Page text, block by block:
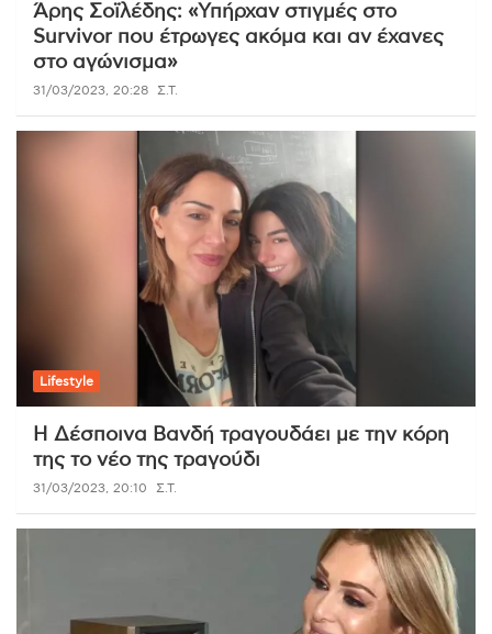
Άρης Σοϊλέδης: «Υπήρχαν στιγμές στο
Survivor που έτρωγες ακόμα και αν έχανες
στο αγώνισμα»
31/03/2023, 20:28 Σ.Τ.
Lifestyle
Η Δέσποινα Βανδή τραγουδάει με την κόρη
της το νέο της τραγούδι
31/03/2023, 20:10 Σ.Τ.